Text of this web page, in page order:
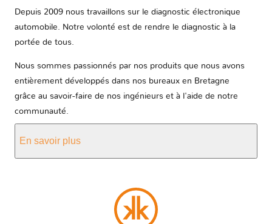
Depuis 2009 nous travaillons sur le diagnostic électronique
automobile. Notre volonté est de rendre le diagnostic à la
portée de tous.
Nous sommes passionnés par nos produits que nous avons
entièrement développés dans nos bureaux en Bretagne
grâce au savoir-faire de nos ingénieurs et à l'aide de notre
communauté.
En savoir plus